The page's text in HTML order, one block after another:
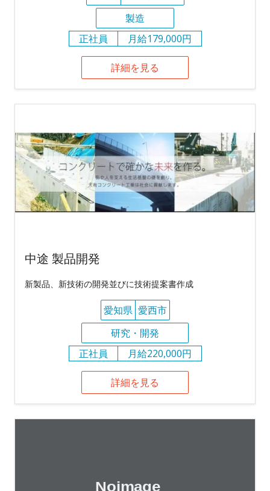
製造
正社員
月給179,000円
詳細を見る
中途 製品開発
新製品、新技術の開発並びに技術提案書作成
愛知県 愛西市
研究・開発
正社員
月給220,000円
詳細を見る